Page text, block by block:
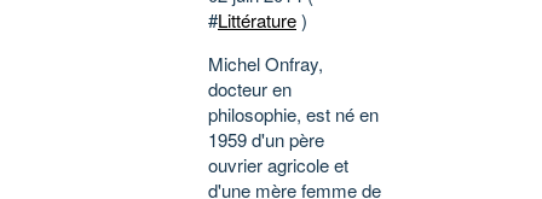
#Littérature)
Michel Onfray,
docteur en
philosophie, est né en
1959 d'un père
ouvrier agricole et
d'une mère femme de